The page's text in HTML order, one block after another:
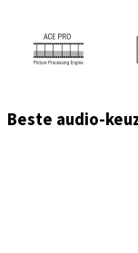
Beste audio-